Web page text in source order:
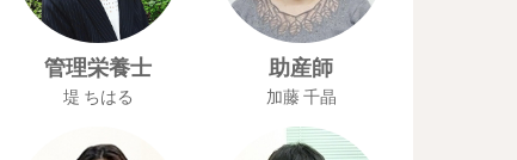
管理栄養士
堤 ちはる
助産師
加藤 千晶